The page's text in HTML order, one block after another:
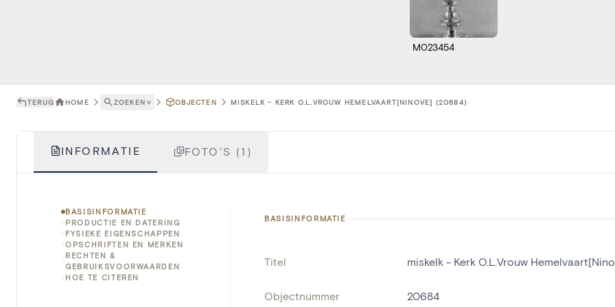
M023454
TERUG HOME ZOEKEN ˅ OBJECTEN MISKELK - KERK O.L.VROUW HEMELVAART[NINOVE] (20684)
INFORMATIE FOTO'S (1)
BASISINFORMATIE
PRODUCTIE EN DATERING
FYSIEKE EIGENSCHAPPEN
OPSCHRIFTEN EN MERKEN
RECHTEN &
GEBRUIKSVOORWAARDEN
HOE TE CITEREN
BASISINFORMATIE
Titel miskelk - Kerk O.L.Vrouw
Objectnummer 20684